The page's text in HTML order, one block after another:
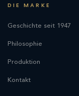
DIE MARKE
Geschichte seit 1947
Philosophie
Produktion
Kontakt